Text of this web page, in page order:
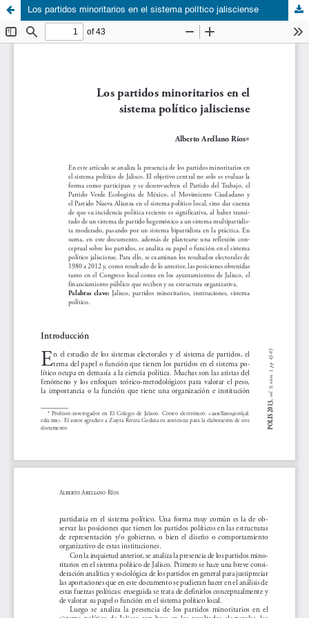
Los partidos minoritarios en el sistema político jalisciense